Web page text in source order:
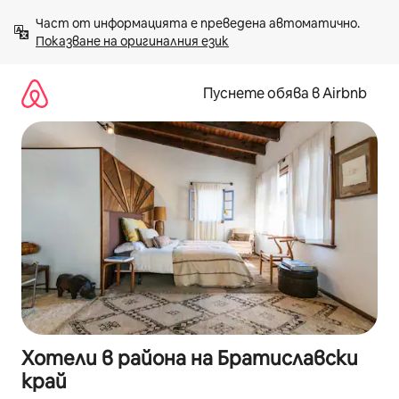
към
съдържанието
Показване на оригиналния език
Пуснете обява в Airbnb
Хотели в района на Братиславски
край